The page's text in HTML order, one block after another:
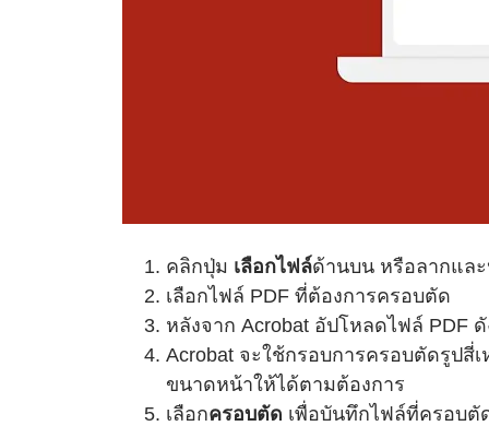
คลิกปุ่ม เลือกไฟล์ด้านบน หรือลากแล
เลือกไฟล์ PDF ที่ต้องการครอบตัด
หลังจาก Acrobat อัปโหลดไฟล์ PDF
Acrobat จะใช้กรอบการครอบตัดรูป
ขนาดหน้าให้ได้ตามต้องการ
เลือกครอบตัด เพื่อบันทึกไฟล์ที่ครอบตั